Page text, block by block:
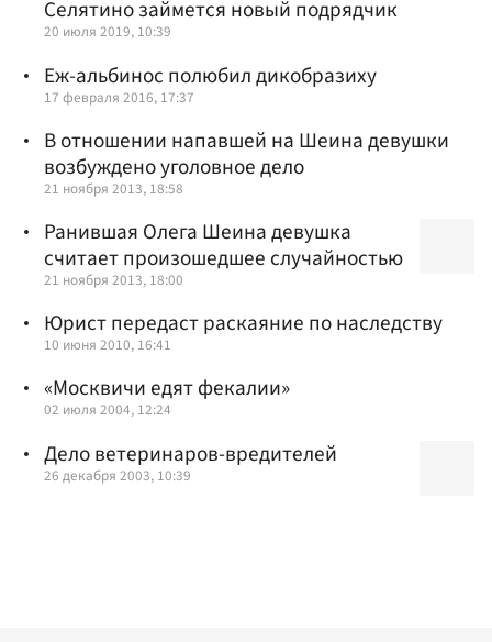
Селятино займется новый подрядчик
20 июля 2019, 10:39
Еж-альбинос полюбил дикобразиху
17 февраля 2016, 17:37
В отношении напавшей на Шеина девушки
возбуждено уголовное дело
21 ноября 2013, 18:58
Ранившая Олега Шеина девушка
считает произошедшее случайностью
21 ноября 2013, 18:00
Юрист передаст раскаяние по наследству
10 июня 2010, 16:41
«Москвичи едят фекалии»
02 июля 2004, 12:24
Дело ветеринаров-вредителей
26 декабря 2003, 10:39